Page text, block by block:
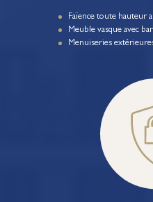
Faïence toute hauteur
Meuble vasque avec
Menuiseries